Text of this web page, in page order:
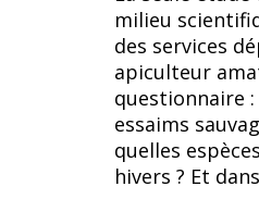
milieu
des services
apiculteur
questionnaire
essaims
quelles
hivers ? Et